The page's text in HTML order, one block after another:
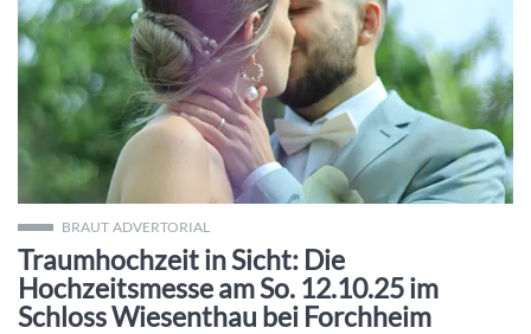
Traumhochzeit in Sicht: Die
Hochzeitsmesse am So. 12.10.25 im
Schloss Wiesenthau bei Forchheim
BRAUT ADVERTORIAL